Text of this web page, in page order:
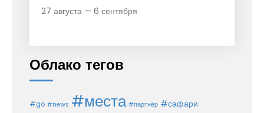
27 августа — 6 сентября
Облако тегов
#go #news #места #партнёр #сафари